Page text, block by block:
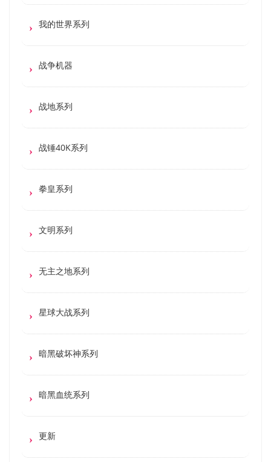
我的世界系列
战争机器
战地系列
战锤40K系列
拳皇系列
文明系列
无主之地系列
星球大战系列
暗黑破坏神系列
暗黑血统系列
更新